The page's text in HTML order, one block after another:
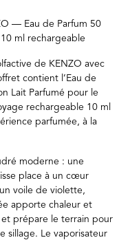
— Eau de Parfum 50
ml rechargeable
de KENZO avec
contient l’Eau de
Lait Parfumé pour le
rechargeable 10 ml
parfumée, à la
moderne : une
place à un cœur
voile de violette,
apporte chaleur et
prépare le terrain pour
sillage. Le vaporisateur